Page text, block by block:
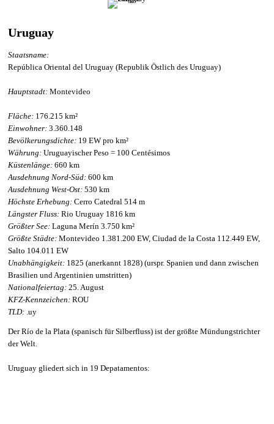
Uruguay
Staatsname:
República Oriental del Uruguay (Republik Östlich des Uruguay)
Hauptstadt: Montevideo
Fläche: 176.215 km²
Einwohner: 3.360.148
Bevölkerungsdichte: 19 EW pro km²
Währung: Uruguayischer Peso = 100 Centésimos
Küstenlänge: 660 km
Ausdehnung Nord-Süd: 600 km
Ausdehnung West-Ost: 530 km
Höchste Erhebung: Cerro Catedral 514 m
Längster Fluss: Rio Uruguay 1816 km
Größter See: Laguna Merín 3.750 km²
Größte Städte: Montevideo 1.381.200 EW, Ciudad de la Costa 112.449 EW,
Salto 104.011 EW
Unabhängigkeit: 1825 (anerkannt 1828) (urspr. Spanien und dann zwischen
Brasilien und Argentinien umstritten)
Nationalfeiertag: 25. August
KFZ-Kennzeichen: ROU
TLD: .uy
Der Río de la Plata (spanisch für Silberfluss) ist der größte Mündungstrichter
der Welt.
Uruguay gliedert sich in 19 Depatamentos: